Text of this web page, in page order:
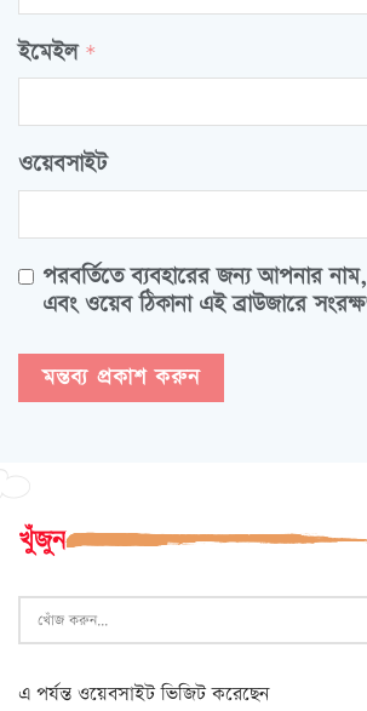
ইমেইল *
ওয়েবসাইট
পরবর্তিতে ব্যবহারের জন্য আপনার
এবং ওয়েব ঠিকানা এই ব্রাউজারে
খুঁজুন
এ পর্যন্ত ওয়েবসাইট ভিজিট করেছেন